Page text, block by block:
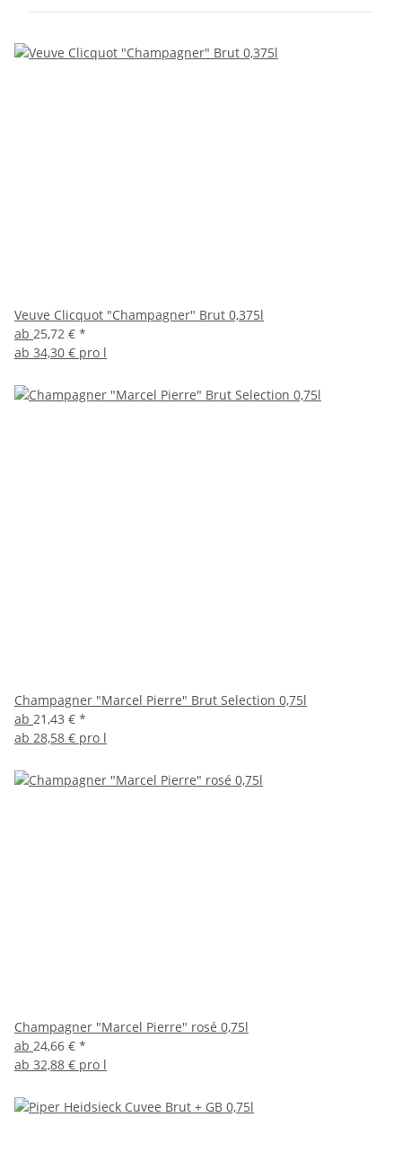
Veuve Clicquot "Champagner" Brut 0,375l
ab 25,72 € *
ab 34,30 € pro l
Champagner "Marcel Pierre" Brut Selection 0,75l
ab 21,43 € *
ab 28,58 € pro l
Champagner "Marcel Pierre" rosé 0,75l
ab 24,66 € *
ab 32,88 € pro l